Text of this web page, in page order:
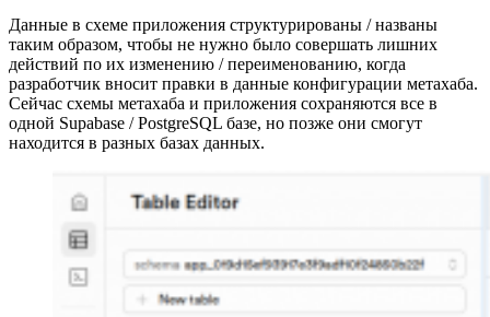
Данные в схеме приложения структурированы / названы
таким образом, чтобы не нужно было совершать лишних
действий по их изменению / переименованию, когда
разработчик вносит правки в данные конфигурации метахаба.
Сейчас схемы метахаба и приложения сохраняются все в
одной Supabase / PostgreSQL базе, но позже они смогут
находится в разных базах данных.